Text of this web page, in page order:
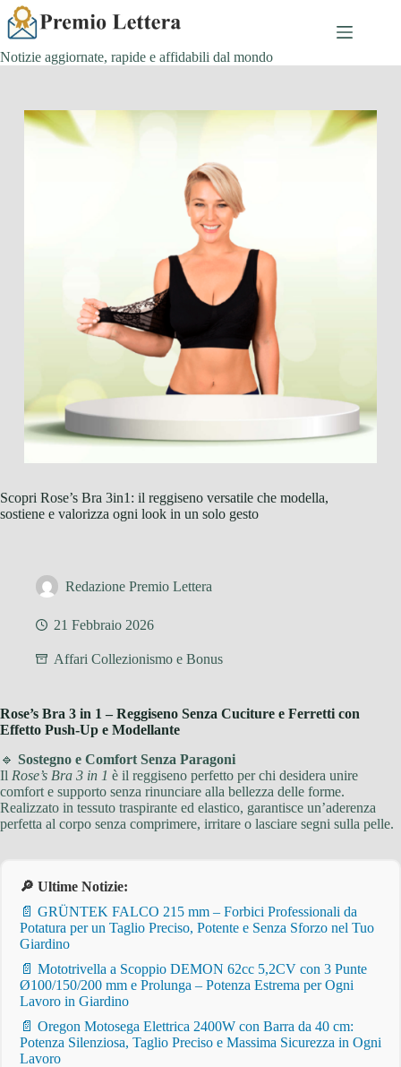
Salta
al
contenuto
Notizie aggiornate, rapide e affidabili dal mondo
Scopri Rose’s Bra 3in1: il reggiseno versatile che modella,
sostiene e valorizza ogni look in un solo gesto
Redazione Premio Lettera
21 Febbraio 2026
Affari Collezionismo e Bonus
Rose’s Bra 3 in 1 – Reggiseno Senza Cuciture e Ferretti con
Effetto Push-Up e Modellante
🔹 Sostegno e Comfort Senza Paragoni
Il Rose’s Bra 3 in 1 è il reggiseno perfetto per chi desidera unire
comfort e supporto senza rinunciare alla bellezza delle forme.
Realizzato in tessuto traspirante ed elastico, garantisce un’aderenza
perfetta al corpo senza comprimere, irritare o lasciare segni sulla pelle.
🔎 Ultime Notizie:
📄 GRÜNTEK FALCO 215 mm – Forbici Professionali da
Potatura per un Taglio Preciso, Potente e Senza Sforzo nel Tuo
Giardino
📄 Mototrivella a Scoppio DEMON 62cc 5,2CV con 3 Punte
Ø100/150/200 mm e Prolunga – Potenza Estrema per Ogni
Lavoro in Giardino
📄 Oregon Motosega Elettrica 2400W con Barra da 40 cm:
Potenza Silenziosa, Taglio Preciso e Massima Sicurezza in Ogni
Lavoro